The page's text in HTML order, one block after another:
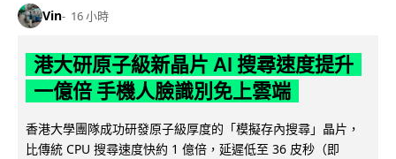
Vin 16 小時
港大研原子級新晶片 AI 搜尋速度提升
一億倍 手機人臉識別免上雲端
香港大學團隊成功研發原子級厚度的「模擬存內搜尋」晶片，
比傳統 CPU 搜尋速度快約 1 億倍，延遲低至 36 皮秒（即